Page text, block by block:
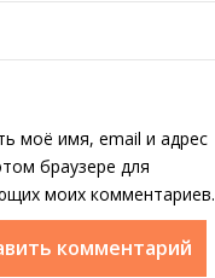
моё имя, email и адрес
браузере для
моих комментариев.